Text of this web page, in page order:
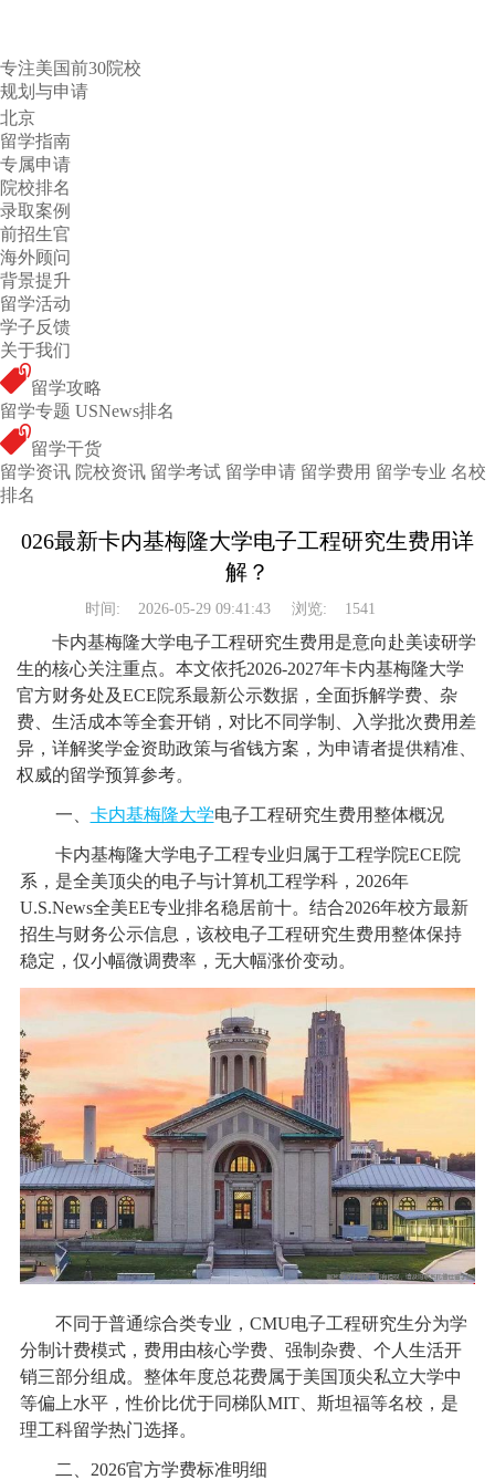
专注美国前30院校
规划与申请
北京
留学指南
专属申请
院校排名
录取案例
前招生官
海外顾问
背景提升
留学活动
学子反馈
关于我们
留学攻略
留学专题 USNews排名
留学干货
留学资讯 院校资讯 留学考试 留学申请 留学费用 留学专业 名校
排名
026最新卡内基梅隆大学电子工程研究生费用详
解？
时间: 2026-05-29 09:41:43 浏览: 1541
卡内基梅隆大学电子工程研究生费用是意向赴美读研学
生的核心关注重点。本文依托2026-2027年卡内基梅隆大学
官方财务处及ECE院系最新公示数据，全面拆解学费、杂
费、生活成本等全套开销，对比不同学制、入学批次费用差
异，详解奖学金资助政策与省钱方案，为申请者提供精准、
权威的留学预算参考。
一、 卡内基梅隆大学电子工程研究生费用整体概况
卡内基梅隆大学电子工程专业归属于工程学院ECE院
系，是全美顶尖的电子与计算机工程学科，2026年
U.S.News全美EE专业排名稳居前十。结合2026年校方最新
招生与财务公示信息，该校电子工程研究生费用整体保持
稳定，仅小幅微调费率，无大幅涨价变动。
不同于普通综合类专业，CMU电子工程研究生分为学
分制计费模式，费用由核心学费、强制杂费、个人生活开
销三部分组成。整体年度总花费属于美国顶尖私立大学中
等偏上水平，性价比优于同梯队MIT、斯坦福等名校，是
理工科留学热门选择。
二、2026官方学费标准明细